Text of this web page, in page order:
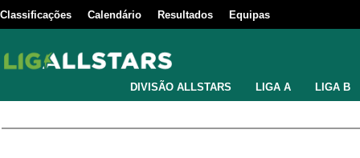
Classificações Calendário Resultados Equipas
DIVISÃO ALLSTARS LIGA A LIGA B